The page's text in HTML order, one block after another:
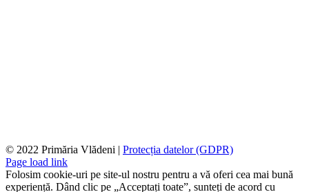
© 2022 Primăria Vlădeni | Protecția datelor (GDPR)
Page load link
Folosim cookie-uri pe site-ul nostru pentru a vă oferi cea mai bună
experiență. Dând clic pe „Acceptați toate”, sunteți de acord cu